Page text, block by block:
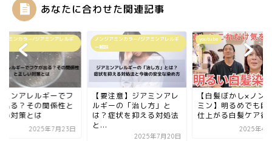
あなたに合わせた関連記事
アミンカラー/ジアミンアレルギ
ミンアレルギーでフ
出る？その関係性と
い対策とは
2025年7月23日
ノンジアミンカラー/ジアミンアレルギ
ー解説
【要注意】ジアミンアレ
ルギーの「治し方」と
は？症状を抑える対処法
と...
2025年7月20日
youtube
【白髪ぼかし×ノン
ミン】明るめでも自
仕上がる白髪ケア術
2025年4